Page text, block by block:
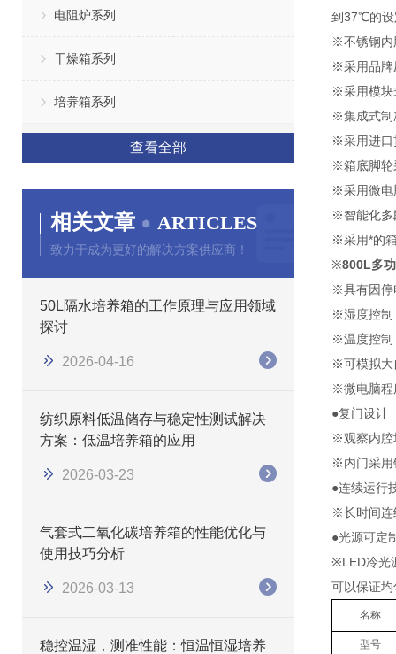
电阻炉系列
干燥箱系列
培养箱系列
查看全部
相关文章 ARTICLES
致力于成为更好的解决方案供应商！
50L隔水培养箱的工作原理与应用领域
探讨
2026-04-16
纺织原料低温储存与稳定性测试解决
方案：低温培养箱的应用
2026-03-23
气套式二氧化碳培养箱的性能优化与
使用技巧分析
2026-03-13
稳控温湿，测准性能：恒温恒湿培养
到37℃的设
※不锈钢内
※采用品牌
※采用模块
※集成式制
※采用进口
※箱底脚轮
※采用微电
※智能化多
※采用*的
※800L多
※具有因停
※湿度控制
※温度控制
※可模拟大
※微电脑程
●复门设计
※观察内腔
※内门采用
●连续运行
※长时间连
●光源可定
※LED冷光
可以保证
名称
型号